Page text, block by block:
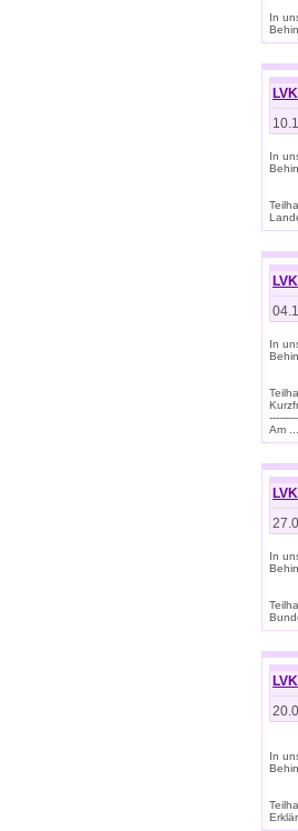
In
In
In
Am
In
In